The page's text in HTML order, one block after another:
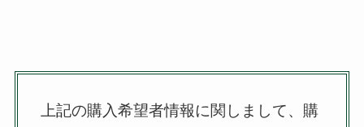
上記の購入希望者情報に関しまして、購